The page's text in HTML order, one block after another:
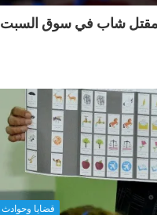
شاب في سوق السبت
قضايا وحوادث